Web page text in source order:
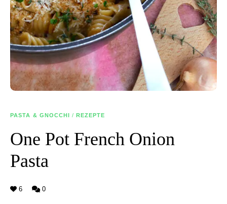
PASTA & GNOCCHI / REZEPTE
One Pot French Onion
Pasta
6 0